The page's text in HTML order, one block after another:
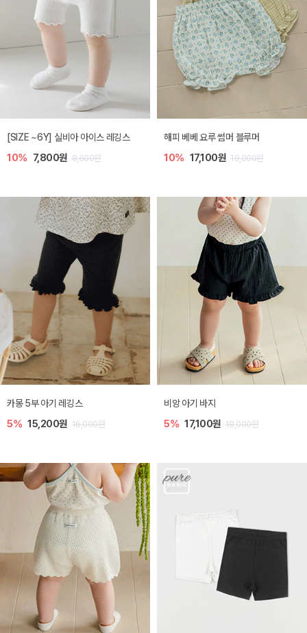
[SIZE ~6Y] 실비아 아이스 레깅스
10% 7,800원 8,600원
해피 베베 요루 썸머 블루머
10% 17,100원 19,000원
카몽 5부 아기 레깅스
5% 15,200원 16,000원
비앙 아기 바지
5% 17,100원 18,000원